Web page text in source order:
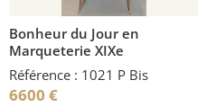
Bonheur du Jour en
Marqueterie XIXe
Référence : 1021 P Bis
6600 €